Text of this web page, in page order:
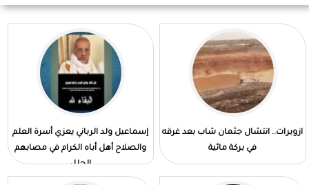
ازويرات.. انتشال جثمان شاب بعد غرقه
في بركة مائية
إسماعيل ولد الرباني يعزي أسرة العلم
والصلاح أهل أباه الكرام في مصابهم
الجلل